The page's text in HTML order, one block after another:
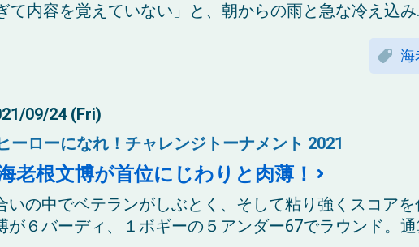
て内容を覚えていない」と、朝からの雨と急な冷え込み
海
09/24 (Fri)
ーローになれ！チャレンジトーナメント 2021
老根文博が首位にじわりと肉薄！
いの中でベテランがしぶとく、そして粘り強くスコアを
が６バーディ、１ボギーの５アンダー67でラウンド。通